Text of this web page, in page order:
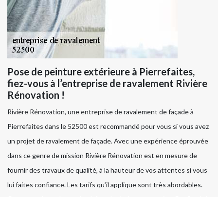
Pose de peinture extérieure à Pierrefaites,
fiez-vous à l’entreprise de ravalement Rivière
Rénovation !
Rivière Rénovation, une entreprise de ravalement de façade à
Pierrefaites dans le 52500 est recommandé pour vous si vous avez
un projet de ravalement de façade. Avec une expérience éprouvée
dans ce genre de mission Rivière Rénovation est en mesure de
fournir des travaux de qualité, à la hauteur de vos attentes si vous
lui faites confiance. Les tarifs qu’il applique sont très abordables.